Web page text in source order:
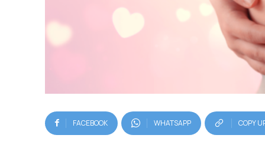
FACEBOOK WHATSAPP COPY